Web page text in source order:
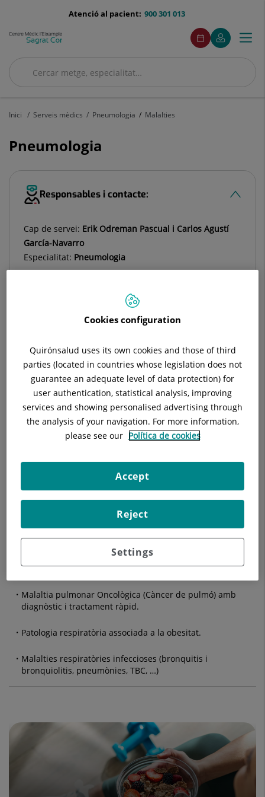
menu-
900 301 013
Atenció al pacient:
Cercar
Cercar
menuAcceso
Demaneu
cita
Aquest
enllaç
s'obrirà
en
El
meu
Aquest
enllaç
s'obrirà
en
finestra
Menú
Inici Serveis mèdics Pneumologia Malalties
Pneumologia
Responsables i contacte:
Cap de servei: Erik Odreman Pascual i Carlos Agustí
García-Navarro
Especialitat: Pneumologia
Descripció Equipo Médico
Totes les especialitats pneumològiques:
Malaltia pulmonar obstructiva crònica (MPOC)
Malalties respiratòries per restricció de caixa toràcica
Patologia intersticial
Asma
Patologia respiratòria del son
Ventilació mecànica no invasiva
Suport a patologia neuromuscular
Malaltia pulmonar Oncològica (Càncer de pulmó) amb
diagnòstic i tractament ràpid.
Patologia respiratòria associada a la obesitat.
Malalties respiratòries infeccioses (bronquitis i
bronquiolitis, pneumònies, TBC, …)
Cookies configuration
Quirónsalud uses its own cookies and those of third
parties (located in countries whose legislation does not
guarantee an adequate level of data protection) for
user authentication, statistical analysis, improving
services and showing personalised advertising through
the analysis of your navigation. For more information,
please see our Política de cookies
Settings
Reject
Accept